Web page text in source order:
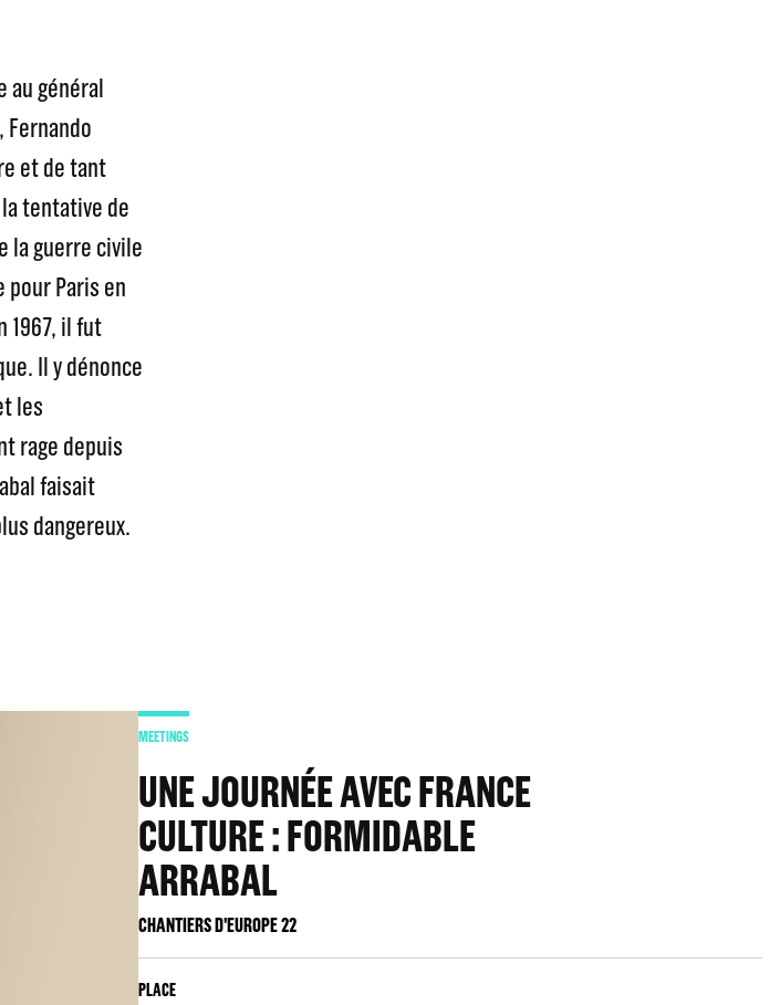
au général
et de tant
tentative de
la guerre civile
pour Paris en
1967, il fut
Il y dénonce
les
rage depuis
faisait
dangereux.
MEETINGS
UNE JOURNÉE AVEC FRANCE
CULTURE : FORMIDABLE
ARRABAL
CHANTIERS D'EUROPE 22
PLACE